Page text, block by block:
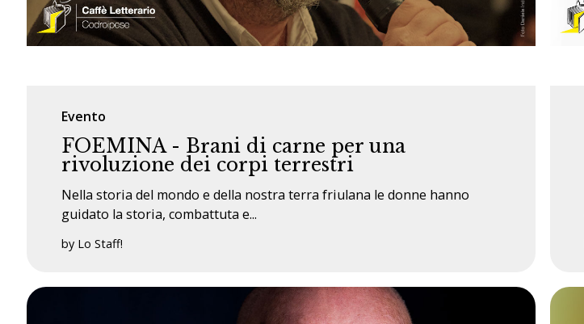
Evento
FOEMINA - Brani di carne per una
rivoluzione dei corpi terrestri
Nella storia del mondo e della nostra terra friulana le donne hanno
guidato la storia, combattuta e...
by Lo Staff!